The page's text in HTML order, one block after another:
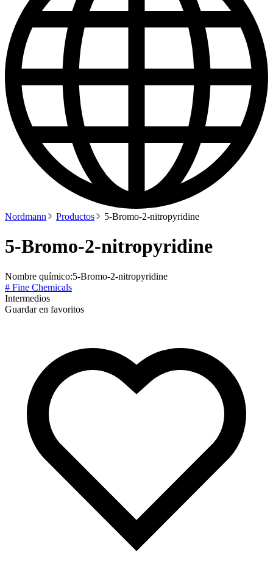
Nordmann Productos 5-Bromo-2-nitropyridine
5-Bromo-2-nitropyridine
Nombre químico:5-Bromo-2-nitropyridine
# Fine Chemicals
Intermedios
Guardar en favoritos